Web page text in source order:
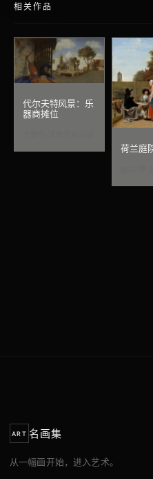
相关作品
代尔夫特风景：乐
器商摊位
荷兰庭
ART 名画集
从一幅画开始，进入艺术。